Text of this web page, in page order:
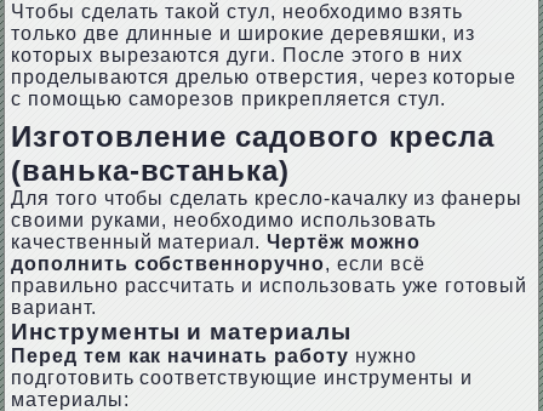
Чтобы сделать такой стул, необходимо взять
только две длинные и широкие деревяшки, из
которых вырезаются дуги. После этого в них
проделываются дрелью отверстия, через которые
с помощью саморезов прикрепляется стул.
Изготовление садового кресла
(ванька-встанька)
Для того чтобы сделать кресло-качалку из фанеры
своими руками, необходимо использовать
качественный материал.Чертёж можно
дополнить собственноручно, если всё
правильно рассчитать и использовать уже готовый
вариант.
Инструменты и материалы
Перед тем как начинать работу нужно
подготовить соответствующие инструменты и
материалы: